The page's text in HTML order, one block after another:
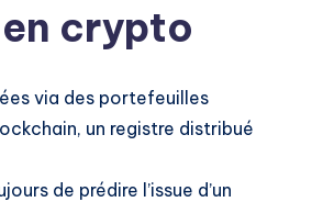
crypto
via des portefeuilles
un registre distribué
de prédire l’issue d’un